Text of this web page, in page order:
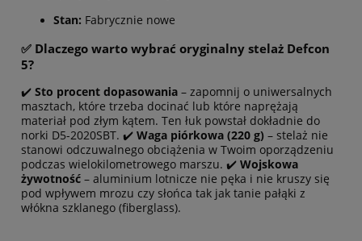
Stan: Fabrycznie nowe
✅ Dlaczego warto wybrać oryginalny stelaż Defcon
5?
✔️ Sto procent dopasowania – zapomnij o uniwersalnych
masztach, które trzeba docinać lub które naprężają
materiał pod złym kątem. Ten łuk powstał dokładnie do
norki D5-2020SBT. ✔️ Waga piórkowa (220 g) – stelaż nie
stanowi odczuwalnego obciążenia w Twoim oporządzeniu
podczas wielokilometrowego marszu. ✔️ Wojskowa
żywotność – aluminium lotnicze nie pęka i nie kruszy się
pod wpływem mrozu czy słońca tak jak tanie pałąki z
włókna szklanego (fiberglass).